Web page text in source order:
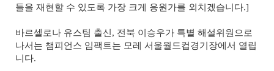
들을 재현할 수 있도록 가장 크게 응원가를 외치겠습니다.]
바르셀로나 유스팀 출신, 전북 이승우가 특별 해설위원으로
나서는 챔피언스 임팩트는 모레 서울월드컵경기장에서 열립
니다.